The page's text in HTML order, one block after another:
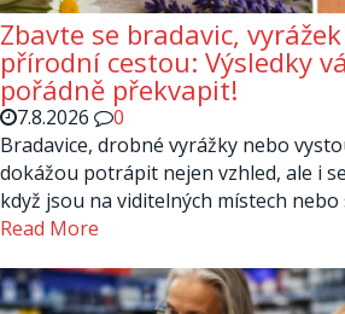
Zbavte se bradavic,
přírodní cestou: Výsledky
pořádně překvapit!
7.8.2026
0
Bradavice, drobné vyrážky nebo
dokážou potrápit nejen vzhled, ale i
když jsou na viditelných místech
Read More